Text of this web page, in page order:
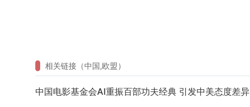
相关链接（中国,欧盟）
中国电影基金会AI重振百部功夫经典 引发中美态度差异